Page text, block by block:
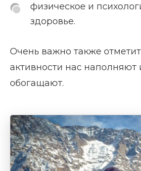
физическое и
здоровье.
Очень важно также
активности нас наполняют
обогащают.